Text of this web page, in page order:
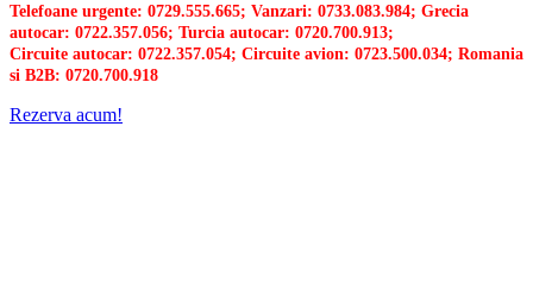
Telefoane urgente: 0729.555.665; Vanzari: 0733.083.984; Grecia
autocar: 0722.357.056; Turcia autocar: 0720.700.913;
Circuite autocar: 0722.357.054; Circuite avion: 0723.500.034; Romania
si B2B: 0720.700.918
Rezerva acum!